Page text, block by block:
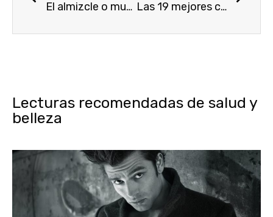
El almizcle o musk ¿qué es y para qué sirve? Las 19 mejores colonias y perfumes para adolescentes en 2020
Lecturas recomendadas de salud y
belleza